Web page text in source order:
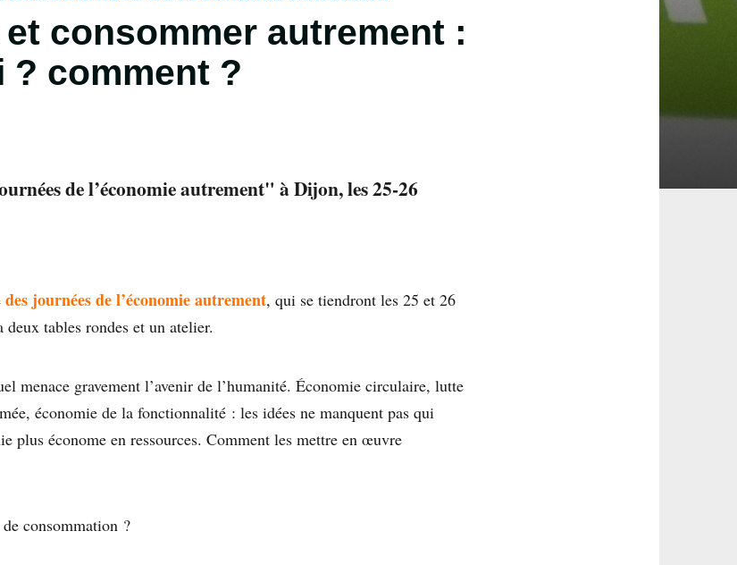
consommer autrement :
? comment ?
de l’économie autrement" à Dijon, les 25-26
des journées de l’économie autrement, qui se tiendront les 25 et 26
tables rondes et un atelier.
menace gravement l’avenir de l’humanité. Économie circulaire, lutte
économie de la fonctionnalité : les idées ne manquent pas qui
plus économe en ressources. Comment les mettre en œuvre
consommation ?